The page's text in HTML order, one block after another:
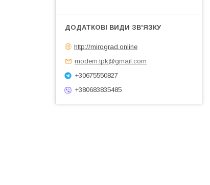
http://mirograd.online
modern.tpk@gmail.com
+30675550827
+380683835485